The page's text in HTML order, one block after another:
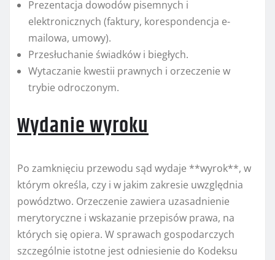
Prezentacja dowodów pisemnych i
elektronicznych (faktury, korespondencja e-
mailowa, umowy).
Przesłuchanie świadków i biegłych.
Wytaczanie kwestii prawnych i orzeczenie w
trybie odroczonym.
Wydanie wyroku
Po zamknięciu przewodu sąd wydaje **wyrok**, w
którym określa, czy i w jakim zakresie uwzględnia
powództwo. Orzeczenie zawiera uzasadnienie
merytoryczne i wskazanie przepisów prawa, na
których się opiera. W sprawach gospodarczych
szczególnie istotne jest odniesienie do Kodeksu